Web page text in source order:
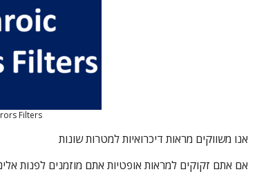
Filters
אנו משווקים מראות דיכרואיות למטרות שונות
אם אתם זקוקים למראות אופטיות אתם מוזמנים לפנות